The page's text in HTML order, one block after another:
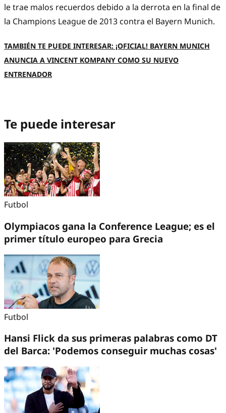
le trae malos recuerdos debido a la derrota en la final de
la Champions League de 2013 contra el Bayern Munich.
TAMBIÉN TE PUEDE INTERESAR: ¡OFICIAL! BAYERN MUNICH
ANUNCIA A VINCENT KOMPANY COMO SU NUEVO
ENTRENADOR
Te puede interesar
Futbol
Olympiacos gana la Conference League; es el
primer título europeo para Grecia
Futbol
Hansi Flick da sus primeras palabras como DT
del Barca: 'Podemos conseguir muchas cosas'